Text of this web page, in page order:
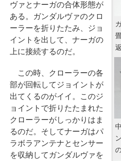
ヴァとナーガの合体形態が
ある。ガンダルヴァのクロ
ーラーを折りたたみ、ジョ
イントを出して、ナーガの
上に接続するのだ。
この時、クローラーの各
部が回転してジョイントが
出てくるのがイイ。このジ
ョイントで折りたたまれた
クローラーがしっかりはま
るのだ。そしてナーガはパ
ラボラアンテナとセンサー
を収納してガンダルヴァを